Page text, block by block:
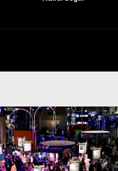
değeri
da takip